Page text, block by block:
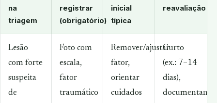
na
triagem
registrar
(obrigatório)
inicial
típica
reavaliação
Lesão
com forte
suspeita
de
Foto com
escala,
fator
traumático
Remover/ajustar
fator,
orientar
cuidados
Curto
(ex.: 7–14
dias),
documentando